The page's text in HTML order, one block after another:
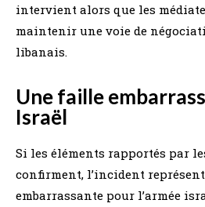
intervient alors que les
maintenir une voie de
libanais.
Une faille
Israël
Si les éléments rapportés par
confirment, l’incident
embarrassante pour l’armée